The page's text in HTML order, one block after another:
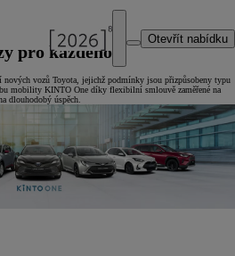
Otevřít nabídku
pro každého
vozů Toyota, jejichž podmínky jsou přizpůsobeny typu
mobility KINTO One díky flexibilní smlouvě zaměřené na
dlouhodobý úspěch.